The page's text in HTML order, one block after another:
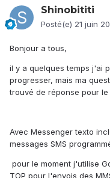
Shinobititi
Posté(e) 21 juin
Bonjour a tous,
il y a quelques temps j'ai
progresser, mais ma
trouvé de réponse pour le
Avec Messenger texto
messages SMS
pour le moment j'utilise
TOP pour l'envois des